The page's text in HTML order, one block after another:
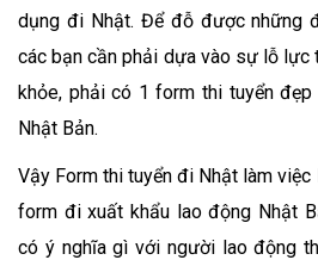
dụng đi Nhật. Để đỗ được những
các bạn cần phải dựa vào sự lỗ
khỏe, phải có 1 form thi tuyển
Nhật Bản.
Vậy Form thi tuyển đi Nhật làm
form đi xuất khẩu lao động Nhật
có ý nghĩa gì với người lao động